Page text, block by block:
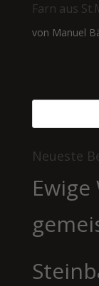
Farn aus
von Manuel
Neueste